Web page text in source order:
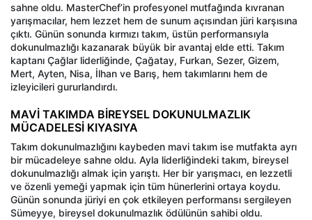
sahne oldu. MasterChef’in profesyonel mutfağında kıvranan
yarışmacılar, hem lezzet hem de sunum açısından jüri karşısına
çıktı. Günün sonunda kırmızı takım, üstün performansıyla
dokunulmazlığı kazanarak büyük bir avantaj elde etti. Takım
kaptanı Çağlar liderliğinde, Çağatay, Furkan, Sezer, Gizem,
Mert, Ayten, Nisa, İlhan ve Barış, hem takımlarını hem de
izleyicileri gururlandırdı.
MAVİ TAKIMDA BİREYSEL DOKUNULMAZLIK
MÜCADELESİ KIYASIYA
Takım dokunulmazlığını kaybeden mavi takım ise mutfakta ayrı
bir mücadeleye sahne oldu. Ayla liderliğindeki takım, bireysel
dokunulmazlığı almak için yarıştı. Her bir yarışmacı, en lezzetli
ve özenli yemeği yapmak için tüm hünerlerini ortaya koydu.
Günün sonunda jüriyi en çok etkileyen performansı sergileyen
Sümeyye, bireysel dokunulmazlık ödülünün sahibi oldu.